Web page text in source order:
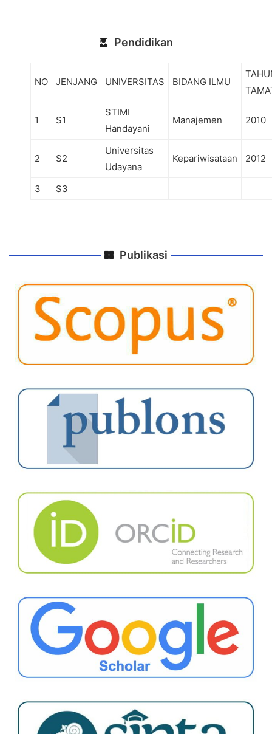
Pendidikan
NO JENJANG UNIVERSITAS BIDANG ILMU
1 S1
STIMI
Handayani
Manajemen 2010
2 S2
Universitas
Udayana
Kepariwisataan 2012
3 S3
Publikasi